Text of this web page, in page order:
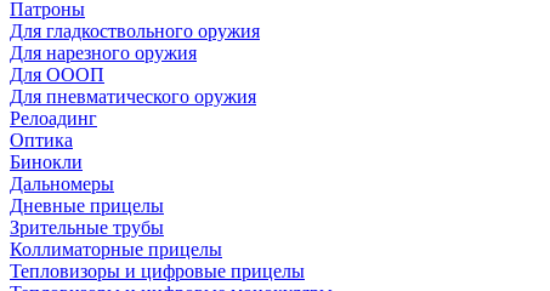
Патроны
Для гладкоствольного оружия
Для нарезного оружия
Для ОООП
Для пневматического оружия
Релоадинг
Оптика
Бинокли
Дальномеры
Дневные прицелы
Зрительные трубы
Коллиматорные прицелы
Тепловизоры и цифровые прицелы